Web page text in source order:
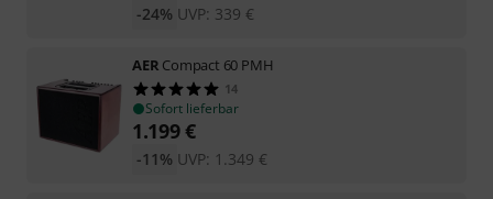
UVP: 339 €
-24%
AER Compact 60 PMH
14
Sofort lieferbar
1.199€
UVP: 1.349 €
-11%